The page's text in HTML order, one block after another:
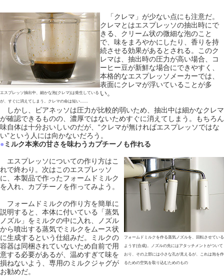
エスプレッソ抽出中、細かな泡(クレマ)は発生している
が、すぐに消えてしまう。クレマの命は短い……
「クレマ」が少ない点にも注意だ。
クレマとはエスプレッソの抽出時にで
きる、クリーム状の微細な泡のこと
で、味をまろやかにしたり、香りを持
続させる効果があるとされる。このク
レマは、抽出時の圧力が高い場合、コ
ーヒー豆が新鮮な場合にできやすく、
本格的なエスプレッソメーカーでは、
表面にクレマが浮いていることが多
い。
しかし、ビアネッソは圧力が比較的弱いため、抽出中は細かなクレマ
が確認できるものの、濃厚ではないためすぐに消えてしまう。もちろん
味自体は十分おいしいのだが、“クレマが無ければエスプレッソではな
い”という人には向かないだろう。
● ミルク本来の甘さを味わうカプチーノも作れる
フォームドミルクを作る蒸気ノズルを、回転させている
ようす(合成)。ノズルの先にはアタッチメントがついて
おり、その上部には小さな孔が見えるが、これは泡を作
るための空気を取り込むためのもの
エスプレッソについての作り方はこ
れで終わり。次はこのエスプレッソ
に、本製品で作ったフォームドミルク
を入れ、カプチーノを作ってみよう。
フォームドミルクの作り方を簡単に
説明すると、本体に付いている「蒸気
ノズル」をミルクの中に入れ、ノズル
から噴出する蒸気でミルクをムース状
に生成するという仕組みだ。ミルクの
容器は同梱されていないため自前で用
意する必要があるが、温めすぎて味を
損ねないよう、専用のミルクジャグが
お勧めだ。